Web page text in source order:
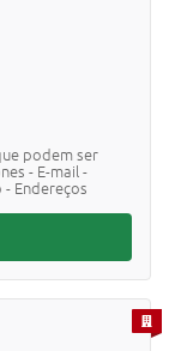
podem ser
- E-mail -
Endereços
PARA